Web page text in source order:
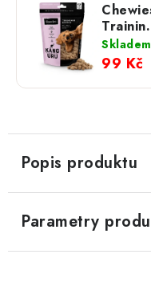
Happen
Känguru
–
klokaní
Skladem
99 Kč
Popis produktu
Parametry